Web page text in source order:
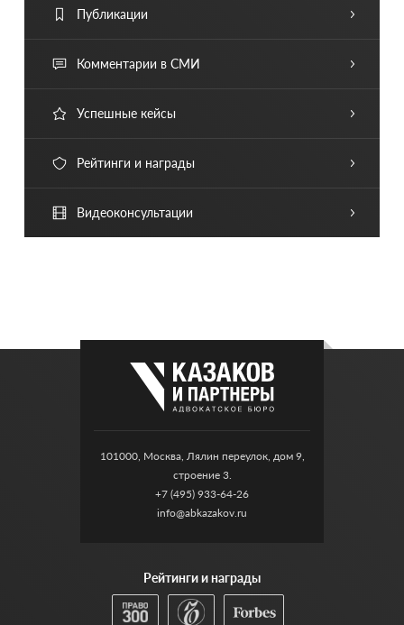
Публикации
Комментарии в СМИ
Успешные кейсы
Рейтинги и награды
Видеоконсультации
101000, Москва, Лялин переулок, дом 9,
строение 3.
+7 (495) 933-64-26
info@abkazakov.ru
Рейтинги и награды